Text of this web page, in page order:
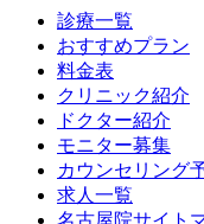
診療一覧
おすすめプラン
料金表
クリニック紹介
ドクター紹介
モニター募集
カウンセリング
求人一覧
名古屋院サイト